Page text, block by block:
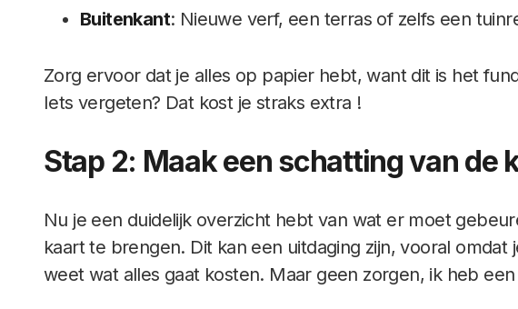
Buitenkant: Nieuwe verf, een terras of zelfs een
Zorg ervoor dat je alles op papier hebt, want dit is het
Iets vergeten? Dat kost je straks extra !
Stap 2: Maak een schatting van de
Nu je een duidelijk overzicht hebt van wat er moet
kaart te brengen. Dit kan een uitdaging zijn, vooral omdat
weet wat alles gaat kosten. Maar geen zorgen, ik heb